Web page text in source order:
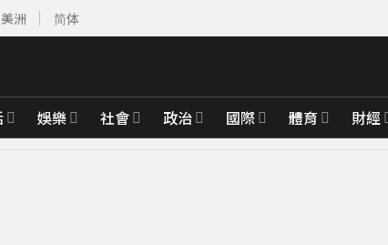
洲 简体
娛樂 社會 政治 國際 體育 財經